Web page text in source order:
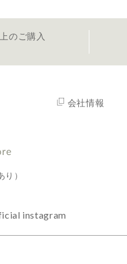
のご購入
会社情報
）
instagram